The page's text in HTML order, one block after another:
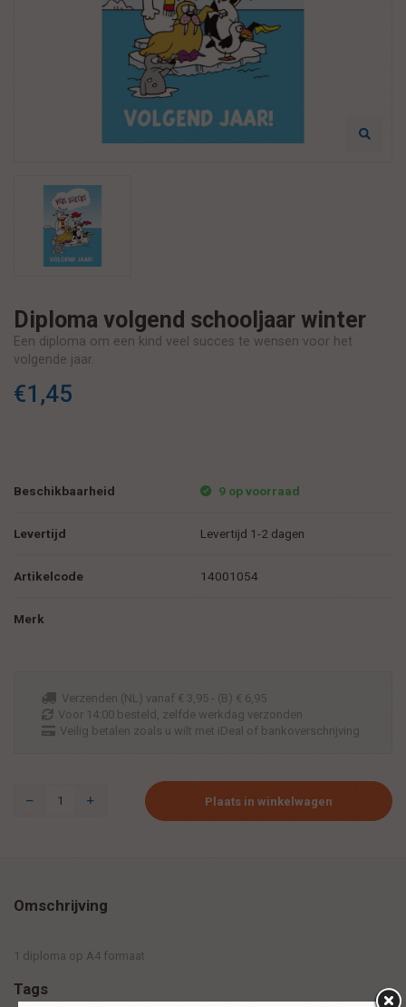
Diploma volgend schooljaar winter
Een diploma om een kind veel succes te wensen voor het
volgende jaar.
€1,45
Beschikbaarheid 9 op voorraad
Levertijd Levertijd 1-2 dagen
Artikelcode 14001054
Merk
Verzenden (NL) vanaf € 3,95 - (B) € 6,95
Voor 14:00 besteld, zelfde werkdag verzonden
Veilig betalen zoals u wilt met iDeal of bankoverschrijving
Plaats in winkelwagen
Omschrijving
1 diploma op A4 formaat
Tags